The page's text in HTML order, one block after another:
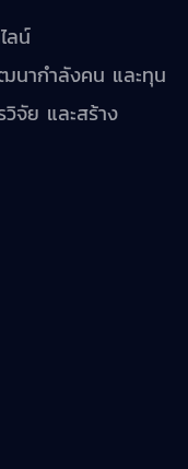
ลน์
นากำลังคน และทุน
จัย และสร้าง